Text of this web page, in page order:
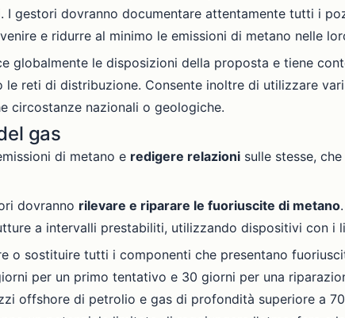
I gestori dovranno documentare attentamente tutti i
e ridurre al minimo le emissioni di metano nelle
globalmente le disposizioni della proposta e tiene
reti di distribuzione. Consente inoltre di utilizzare
circostanze nazionali o geologiche.
gas
di metano e redigere relazioni sulle stesse,
dovranno rilevare e riparare le fuoriuscite di metano
a intervalli prestabiliti, utilizzando dispositivi con
o sostituire tutti i componenti che presentano
per un primo tentativo e 30 giorni per una
offshore di petrolio e gas di profondità superiore a